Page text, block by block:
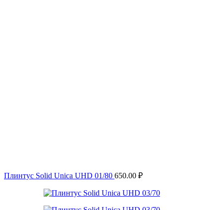
Плинтус Solid Unica UHD 01/80 650.00 ₽